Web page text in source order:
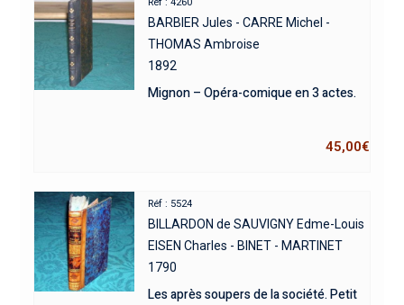
BARBIER Jules - CARRE Michel -
THOMAS Ambroise
1892
Mignon – Opéra-comique en 3 actes.
45,00€
Réf : 5524
BILLARDON de SAUVIGNY Edme-Louis
EISEN Charles - BINET - MARTINET
1790
Les après soupers de la société. Petit